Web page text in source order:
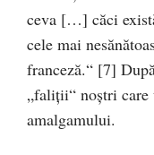
ceva […] căci
cele mai
franceză.“ [7]
„faliții“ noștri care
amalgamului.